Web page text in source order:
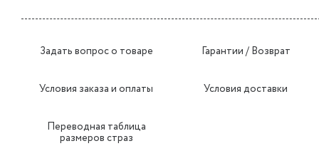
Задать вопрос о товаре Гарантии / Возврат
Условия заказа и оплаты Условия доставки
Переводная таблица
размеров страз